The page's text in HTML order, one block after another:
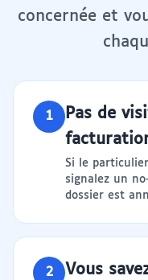
concernée et
1
Pas de
Si le
signalez un
dossier est
2
Vous